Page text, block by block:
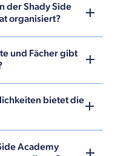
der Shady Side
organisiert?
und Fächer gibt
bietet die
Academy